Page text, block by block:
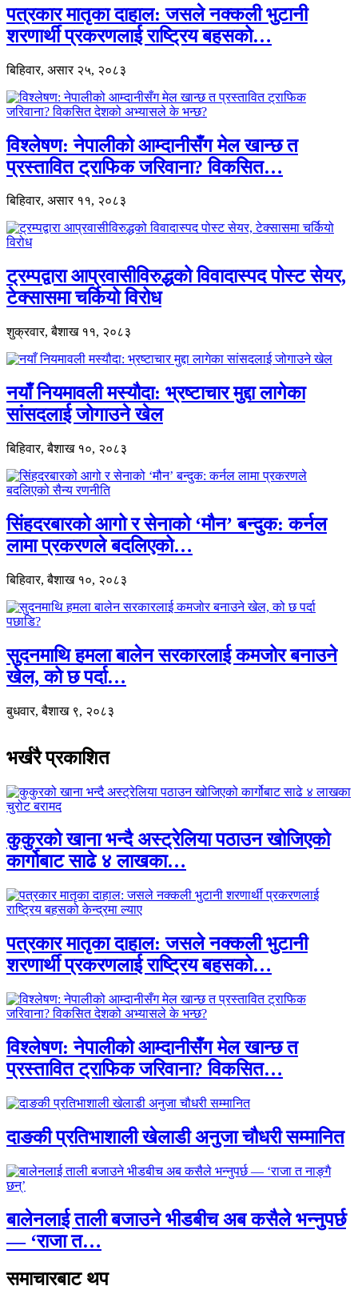
पत्रकार मातृका दाहाल: जसले नक्कली भुटानी
शरणार्थी प्रकरणलाई राष्ट्रिय बहसको…
बिहिवार, असार २५, २०८३
विश्लेषण: नेपालीको आम्दानीसँग मेल खान्छ त
प्रस्तावित ट्राफिक जरिवाना? विकसित…
बिहिवार, असार ११, २०८३
ट्रम्पद्वारा आप्रवासीविरुद्धको विवादास्पद पोस्ट सेयर,
टेक्सासमा चर्कियो विरोध
शुक्रवार, बैशाख ११, २०८३
नयाँ नियमावली मस्यौदा: भ्रष्टाचार मुद्दा लागेका
सांसदलाई जोगाउने खेल
बिहिवार, बैशाख १०, २०८३
सिंहदरबारको आगो र सेनाको ‘मौन’ बन्दुक: कर्नल
लामा प्रकरणले बदलिएको…
बिहिवार, बैशाख १०, २०८३
सुदनमाथि हमला बालेन सरकारलाई कमजोर बनाउने
खेल, को छ पर्दा…
बुधवार, बैशाख ९, २०८३
भर्खरै प्रकाशित
कुकुरको खाना भन्दै अस्ट्रेलिया पठाउन खोजिएको
कार्गोबाट साढे ४ लाखका…
पत्रकार मातृका दाहाल: जसले नक्कली भुटानी
शरणार्थी प्रकरणलाई राष्ट्रिय बहसको…
विश्लेषण: नेपालीको आम्दानीसँग मेल खान्छ त
प्रस्तावित ट्राफिक जरिवाना? विकसित…
दाङकी प्रतिभाशाली खेलाडी अनुजा चौधरी सम्मानित
बालेनलाई ताली बजाउने भीडबीच अब कसैले भन्नुपर्छ
— ‘राजा त…
समाचारबाट थप